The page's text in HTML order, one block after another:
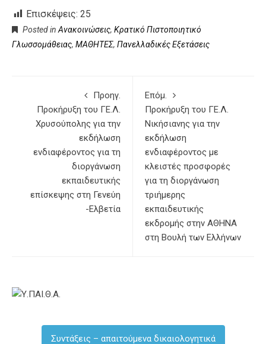
Επισκέψεις: 25
Posted in Ανακοινώσεις, Κρατικό Πιστοποιητικό
Γλωσσομάθειας, ΜΑΘΗΤΕΣ, Πανελλαδικές Εξετάσεις
Προηγ.
Προκήρυξη του ΓΕ.Λ.
Χρυσούπολης για την
εκδήλωση
ενδιαφέροντος για τη
διοργάνωση
εκπαιδευτικής
επίσκεψης στη Γενεύη
-Ελβετία
Επόμ.
Προκήρυξη του ΓΕ.Λ.
Νικήσιανης για την
εκδήλωση
ενδιαφέροντος με
κλειστές προσφορές
για τη διοργάνωση
τριήμερης
εκπαιδευτικής
εκδρομής στην ΑΘΗΝΑ
στη Βουλή των Ελλήνων
Συντάξεις – απαιτούμενα δικαιολογητικά